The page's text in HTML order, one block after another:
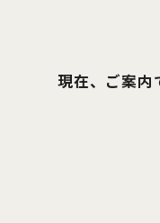
現在、ご案内